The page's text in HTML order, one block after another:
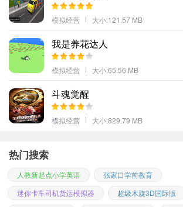
模拟经营 大小:121.57 MB
我是养花达人
模拟经营 大小:65.56 MB
斗魂觉醒
模拟经营 大小:829.79 MB
热门搜索
人教新起点小学英语
张家口学前教育
迷你卡车司机货运模拟器
超级木旋3D国际版